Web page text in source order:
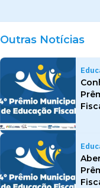
Outras Notícias